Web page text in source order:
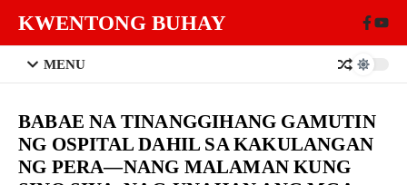
KWENTONG BUHAY
MENU
BABAE NA TINANGGIHANG GAMUTIN
NG OSPITAL DAHIL SA KAKULANGAN
NG PERA—NANG MALAMAN KUNG